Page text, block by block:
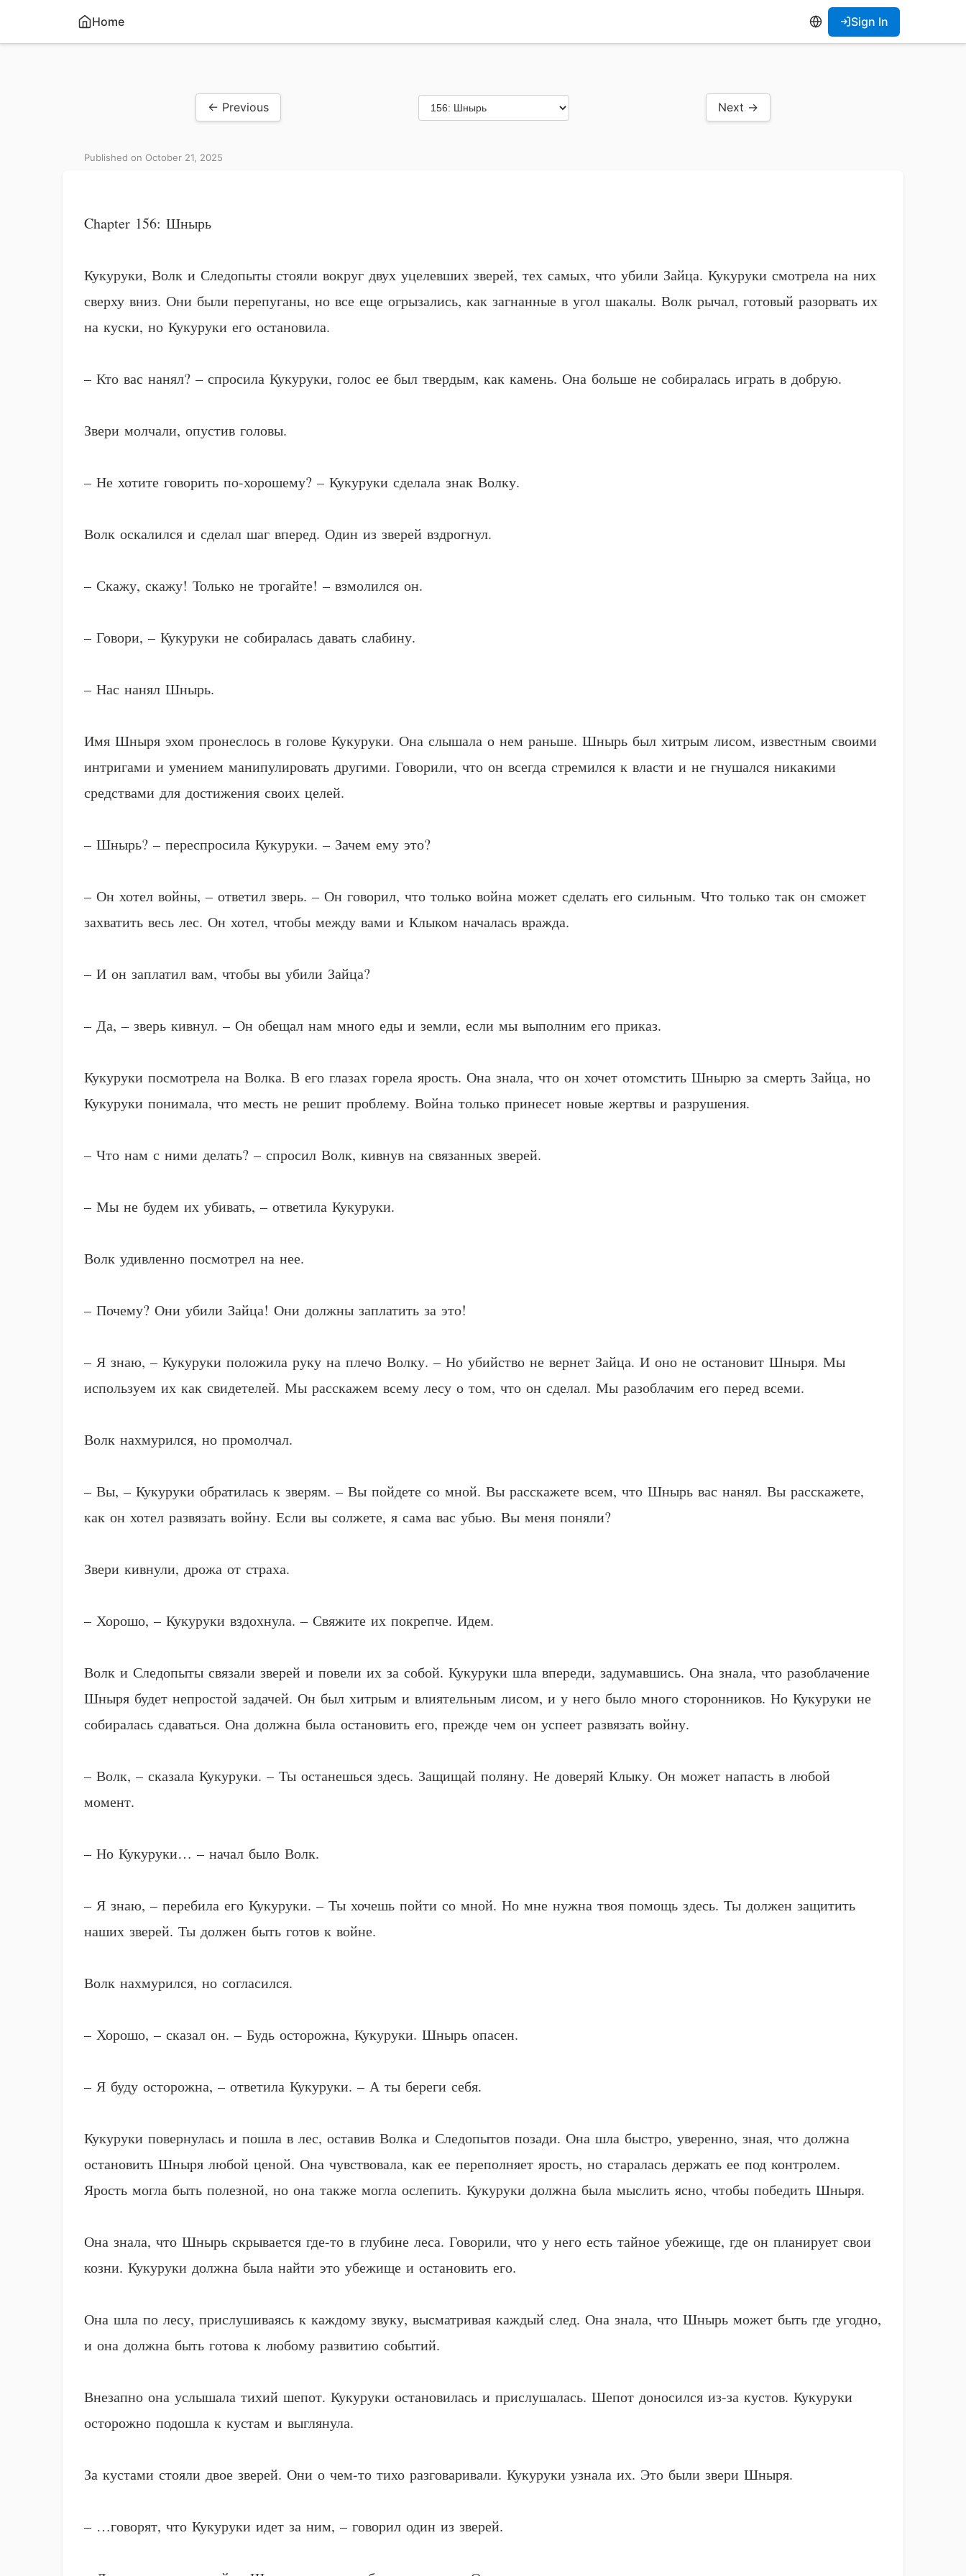
Home Sign In
← Previous Next →
Published on October 21, 2025
Chapter 156: Шнырь
Кукуруки, Волк и Следопыты стояли вокруг двух уцелевших зверей, тех самых, что убили Зайца. Кукуруки смотрела на них
сверху вниз. Они были перепуганы, но все еще огрызались, как загнанные в угол шакалы. Волк рычал, готовый разорвать их
на куски, но Кукуруки его остановила.
– Кто вас нанял? – спросила Кукуруки, голос ее был твердым, как камень. Она больше не собиралась играть в добрую.
Звери молчали, опустив головы.
– Не хотите говорить по-хорошему? – Кукуруки сделала знак Волку.
Волк оскалился и сделал шаг вперед. Один из зверей вздрогнул.
– Скажу, скажу! Только не трогайте! – взмолился он.
– Говори, – Кукуруки не собиралась давать слабину.
– Нас нанял Шнырь.
Имя Шныря эхом пронеслось в голове Кукуруки. Она слышала о нем раньше. Шнырь был хитрым лисом, известным своими
интригами и умением манипулировать другими. Говорили, что он всегда стремился к власти и не гнушался никакими
средствами для достижения своих целей.
– Шнырь? – переспросила Кукуруки. – Зачем ему это?
– Он хотел войны, – ответил зверь. – Он говорил, что только война может сделать его сильным. Что только так он сможет
захватить весь лес. Он хотел, чтобы между вами и Клыком началась вражда.
– И он заплатил вам, чтобы вы убили Зайца?
– Да, – зверь кивнул. – Он обещал нам много еды и земли, если мы выполним его приказ.
Кукуруки посмотрела на Волка. В его глазах горела ярость. Она знала, что он хочет отомстить Шнырю за смерть Зайца, но
Кукуруки понимала, что месть не решит проблему. Война только принесет новые жертвы и разрушения.
– Что нам с ними делать? – спросил Волк, кивнув на связанных зверей.
– Мы не будем их убивать, – ответила Кукуруки.
Волк удивленно посмотрел на нее.
– Почему? Они убили Зайца! Они должны заплатить за это!
– Я знаю, – Кукуруки положила руку на плечо Волку. – Но убийство не вернет Зайца. И оно не остановит Шныря. Мы
используем их как свидетелей. Мы расскажем всему лесу о том, что он сделал. Мы разоблачим его перед всеми.
Волк нахмурился, но промолчал.
– Вы, – Кукуруки обратилась к зверям. – Вы пойдете со мной. Вы расскажете всем, что Шнырь вас нанял. Вы расскажете,
как он хотел развязать войну. Если вы солжете, я сама вас убью. Вы меня поняли?
Звери кивнули, дрожа от страха.
– Хорошо, – Кукуруки вздохнула. – Свяжите их покрепче. Идем.
Волк и Следопыты связали зверей и повели их за собой. Кукуруки шла впереди, задумавшись. Она знала, что разоблачение
Шныря будет непростой задачей. Он был хитрым и влиятельным лисом, и у него было много сторонников. Но Кукуруки не
собиралась сдаваться. Она должна была остановить его, прежде чем он успеет развязать войну.
– Волк, – сказала Кукуруки. – Ты останешься здесь. Защищай поляну. Не доверяй Клыку. Он может напасть в любой
момент.
– Но Кукуруки… – начал было Волк.
– Я знаю, – перебила его Кукуруки. – Ты хочешь пойти со мной. Но мне нужна твоя помощь здесь. Ты должен защитить
наших зверей. Ты должен быть готов к войне.
Волк нахмурился, но согласился.
– Хорошо, – сказал он. – Будь осторожна, Кукуруки. Шнырь опасен.
– Я буду осторожна, – ответила Кукуруки. – А ты береги себя.
Кукуруки повернулась и пошла в лес, оставив Волка и Следопытов позади. Она шла быстро, уверенно, зная, что должна
остановить Шныря любой ценой. Она чувствовала, как ее переполняет ярость, но старалась держать ее под контролем.
Ярость могла быть полезной, но она также могла ослепить. Кукуруки должна была мыслить ясно, чтобы победить Шныря.
Она знала, что Шнырь скрывается где-то в глубине леса. Говорили, что у него есть тайное убежище, где он планирует свои
козни. Кукуруки должна была найти это убежище и остановить его.
Она шла по лесу, прислушиваясь к каждому звуку, высматривая каждый след. Она знала, что Шнырь может быть где угодно,
и она должна быть готова к любому развитию событий.
Внезапно она услышала тихий шепот. Кукуруки остановилась и прислушалась. Шепот доносился из-за кустов. Кукуруки
осторожно подошла к кустам и выглянула.
За кустами стояли двое зверей. Они о чем-то тихо разговаривали. Кукуруки узнала их. Это были звери Шныря.
– …говорят, что Кукуруки идет за ним, – говорил один из зверей.